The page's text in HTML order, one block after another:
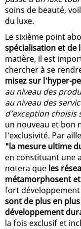
soins de beauté,
du luxe.
Le sixième point
spécialisation et de
matière, il est
chercher à se
misez sur l'hyper-
au niveau des
au niveau des
d’exception
un nouveau et bon
l'exclusivité. Par
"la mesure ultime
en constituant une
notera que les
métamorphosent
fort
sont de plus en
développement
la fois exclusif et